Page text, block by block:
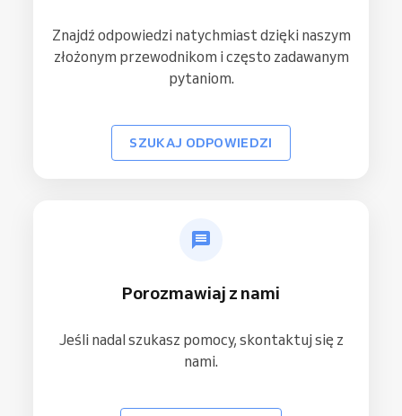
Znajdź odpowiedzi natychmiast dzięki naszym
złożonym przewodnikom i często zadawanym
pytaniom.
SZUKAJ ODPOWIEDZI
Porozmawiaj z nami
Jeśli nadal szukasz pomocy, skontaktuj się z
nami.